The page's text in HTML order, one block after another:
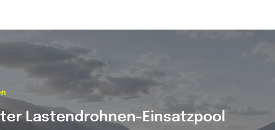
Lastendrohnen-Einsatzpool